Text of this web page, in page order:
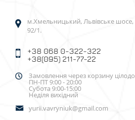
м.Хмельницький, Львівське шосе,
92/1.
+38 068 0-322-322
+38(095) 211-77-22
Замовлення через корзину
ПН-ПТ 9:00 - 20:00
Субота 9:00-15:00
Неділя вихідний
yurii.vavryniuk@gmail.com